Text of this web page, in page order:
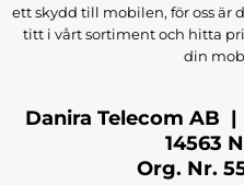
ett skydd till mobilen, för oss är
titt i vårt sortiment och hitta
din
Danira Telecom AB
14563
Org. Nr.